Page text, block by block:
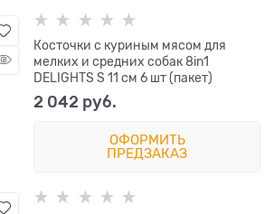
Косточки с куриным мясом для
мелких и средних собак 8in1
DELIGHTS S 11 см 6 шт (пакет)
2 042 руб.
ОФОРМИТЬ
ПРЕДЗАКАЗ